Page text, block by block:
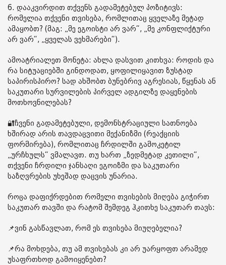
6. დააკვირდით თქვენს გადამეტებულ პოზიტივს:
რომელია თქვენი თვისება, რომლითაც ყველაზე მეტად
ამაყობთ? (მაგ: „მე ეგოისტი არ ვარ“, „მე კონფლიქტური
არ ვარ“, „ყველას ვეხმარები“).
ამოატრიალეთ მონეტა: ახლა დასვით კითხვა: როდის და
რა სიტუაციებში გინდოდათ, ყოფილიყავით ზუსტად
საპირისპირო? სად ახშობთ ბუნებრივ აგრესიას, წყენას ან
საკუთარი სურვილების პირველ ადგილზე დაყენების
მოთხოვნილებას?
🔐ჩვენი გადამეტებული, დემონსტრაციული სათნოება
ხშირად არის თავდაცვითი მექანიზმი (რეაქციის
ფორმირება), რომლითაც ჩრდილში გამოკეტილ
„ურჩხულს“ ვმალავთ. თუ ხართ „ზედმეტად კეთილი“,
თქვენი ჩრდილი ჯანსაღი ეგოიზმი და საკუთარი
საზღვრების უხეშად დაცვის უნარია.
როცა დაფიქრდებით რომელი თვისების მიღება გიჭირთ
საკუთარ თავში და რატომ შემდეგ ჰკითხე საკუთარ თავს:
📌ვინ გასწავლათ, რომ ეს თვისება მიუღებელია?
📌რა მოხდება, თუ ამ თვისებას კი არ უარყოფთ არამედ
უსაფრთხოდ გამოიყენებთ?